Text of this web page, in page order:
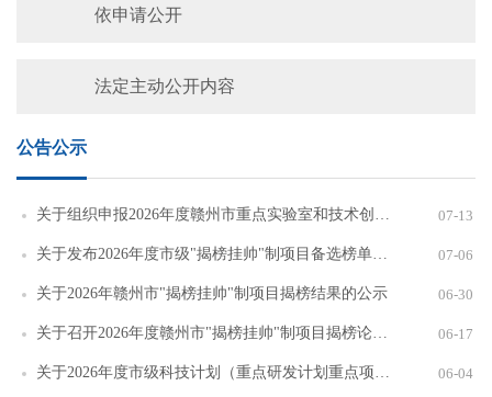
依申请公开
法定主动公开内容
公告公示
关于组织申报2026年度赣州市重点实验室和技术创新中心的通知 07-13
关于发布2026年度市级"揭榜挂帅"制项目备选榜单的通知 07-06
关于2026年赣州市"揭榜挂帅"制项目揭榜结果的公示 06-30
关于召开2026年度赣州市"揭榜挂帅"制项目揭榜论证会议的通知 06-17
关于2026年度市级科技计划（重点研发计划重点项目）拟立项项目的公示 06-04